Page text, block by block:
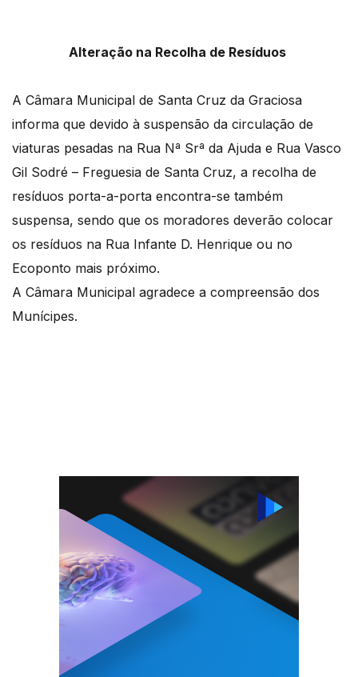
Alteração na Recolha de Resíduos
A Câmara Municipal de Santa Cruz da Graciosa
informa que devido à suspensão da circulação de
viaturas pesadas na Rua Nª Srª da Ajuda e Rua Vasco
Gil Sodré – Freguesia de Santa Cruz, a recolha de
resíduos porta-a-porta encontra-se também
suspensa, sendo que os moradores deverão colocar
os resíduos na Rua Infante D. Henrique ou no
Ecoponto mais próximo.
A Câmara Municipal agradece a compreensão dos
Munícipes.